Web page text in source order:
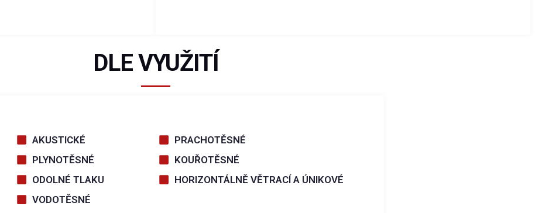
DLE VYUŽITÍ
AKUSTICKÉ
PLYNOTĚSNÉ
ODOLNÉ TLAKU
VODOTĚSNÉ
PRACHOTĚSNÉ
KOUŘOTĚSNÉ
HORIZONTÁLNĚ VĚTRACÍ A ÚNIKOVÉ